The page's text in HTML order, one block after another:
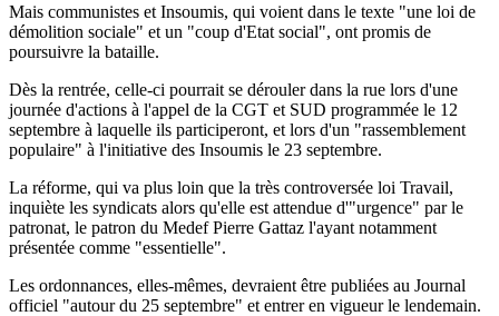
Mais communistes et Insoumis, qui voient dans le texte "une loi de
démolition sociale" et un "coup d'Etat social", ont promis de
poursuivre la bataille.
Dès la rentrée, celle-ci pourrait se dérouler dans la rue lors d'une
journée d'actions à l'appel de la CGT et SUD programmée le 12
septembre à laquelle ils participeront, et lors d'un "rassemblement
populaire" à l'initiative des Insoumis le 23 septembre.
La réforme, qui va plus loin que la très controversée loi Travail,
inquiète les syndicats alors qu'elle est attendue d'"urgence" par le
patronat, le patron du Medef Pierre Gattaz l'ayant notamment
présentée comme "essentielle".
Les ordonnances, elles-mêmes, devraient être publiées au Journal
officiel "autour du 25 septembre" et entrer en vigueur le lendemain.